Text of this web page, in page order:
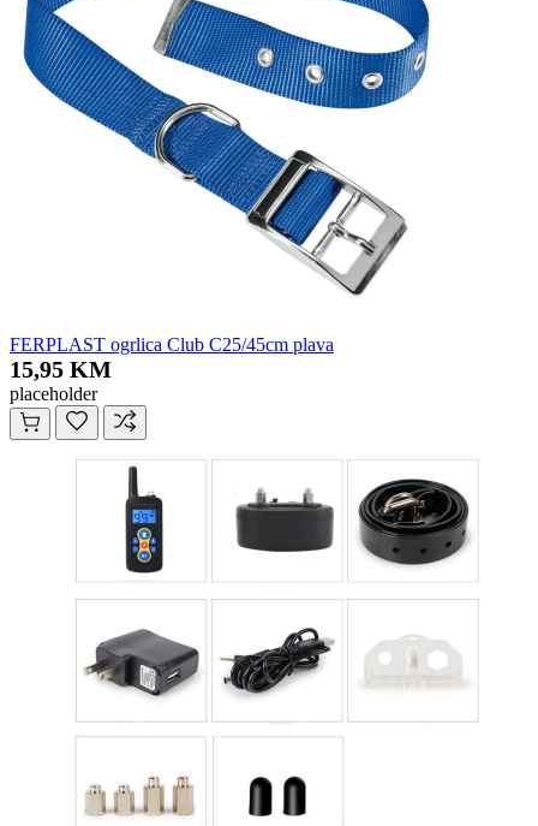
FERPLAST ogrlica Club C25/45cm plava
15,95 KM
placeholder